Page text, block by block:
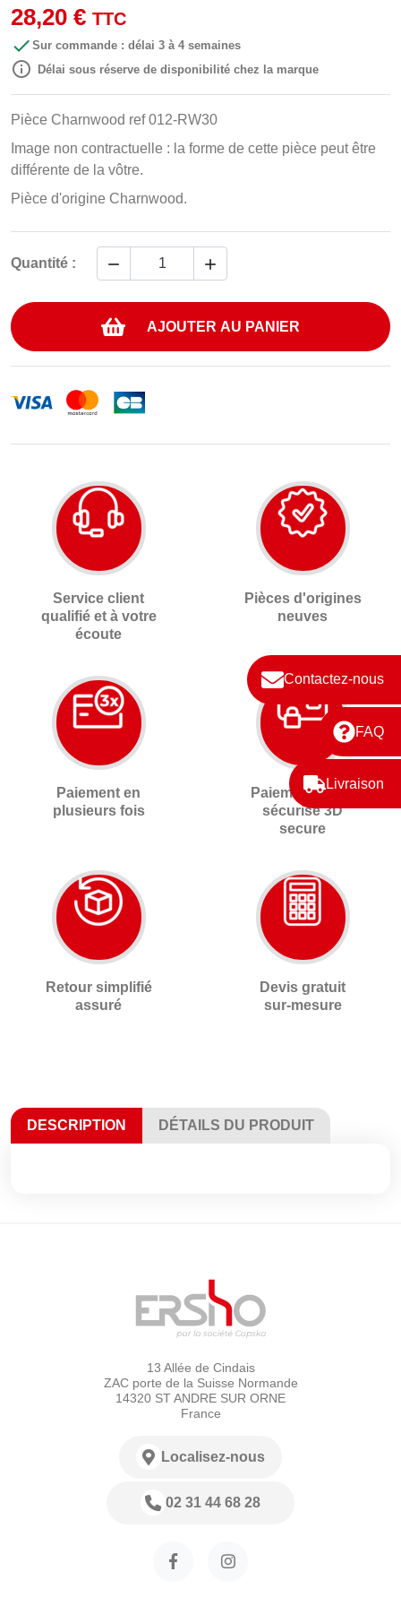
Contactez-nous
FAQ
Livraison
28,20 € TTC
 Sur commande : délai 3 à 4 semaines
 Délai sous réserve de disponibilité chez la marque
Pièce Charnwood ref 012-RW30
Image non contractuelle : la forme de cette pièce peut être
différente de la vôtre.
Pièce d'origine Charnwood.
Quantité :  
AJOUTER AU PANIER
Service client
qualifié et à votre
écoute
Pièces d'origines
neuves
Paiement en
plusieurs fois
Paiement 100%
sécurisé 3D
secure
Retour simplifié
assuré
Devis gratuit
sur-mesure
DESCRIPTION DÉTAILS DU PRODUIT
13 Allée de Cindais
ZAC porte de la Suisse Normande
14320 ST ANDRE SUR ORNE
France
Localisez-nous
02 31 44 68 28